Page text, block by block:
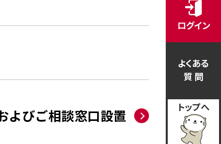
よびご相談窓口設置
ログイン
よくある
質 問
トップへ